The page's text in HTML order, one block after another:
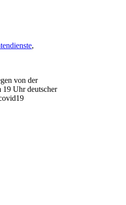
,
von der
Uhr deutscher